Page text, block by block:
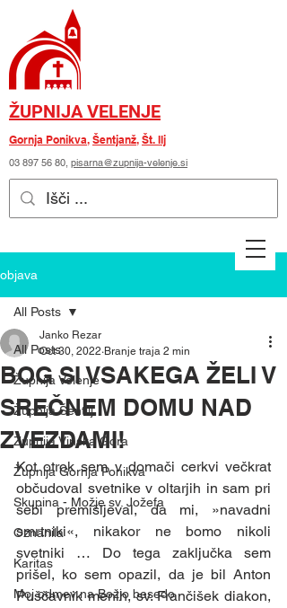
ŽUPNIJA VELENJE
Gornja Ponikva, Šentjanž, Št. Ilj
03 897 56 80, pisarna@zupnija-velenje.si
objava
All Posts
Župnija Velenje
Župnija Šentilj
Župnija Vinska Gora
Župnija Gornja Ponikva
Skupina - Možje sv. Jožefa
Oznanila
Karitas
Moj odmev na Božjo besedo
All Posts
BOG SI VSAKEGA ŽELI V
SREČNEM DOMU NAD
ZVEZDAMI!
Janko Rezar
Oct 30, 2022 Branje traja 2 min
Kot otrok sem v domači cerkvi večkrat
občudoval svetnike v oltarjih in sam pri
sebi premišljeval, da mi, »navadni
smrtniki«, nikakor ne bomo nikoli
svetniki … Do tega zaključka sem
prišel, ko sem opazil, da je bil Anton
Puščavnik menih, sv. Frančišek diakon,